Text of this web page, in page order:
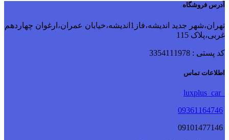
آدرس فروشگاه
تهران،شهر جدید اندیشه،فاز1اندیشه،خیابان عمران،ارغوان چهاردهم
غربی،پلاک 115
کد پستی : 3354111978
اطلاعات تماس
09361164746